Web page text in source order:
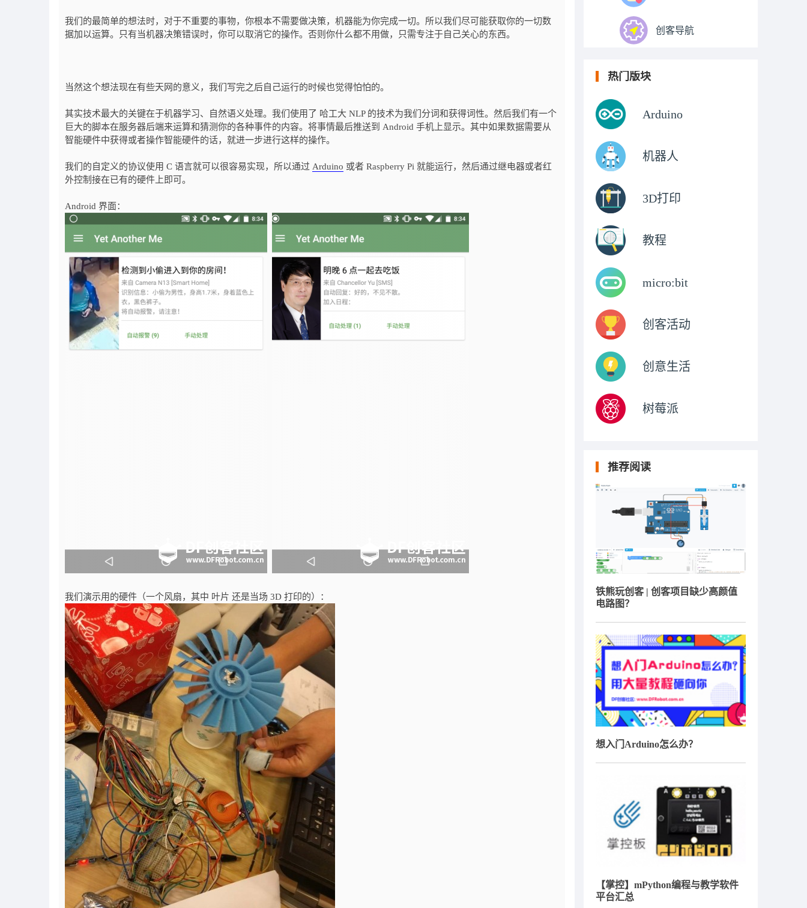
我们的最简单的想法时，对于不重要的事物，你根本不需要做决策，机器能为你完成一切。所以我们尽可能获取你的一切数
据加以运算。只有当机器决策错误时，你可以取消它的操作。否则你什么都不用做，只需专注于自己关心的东西。
当然这个想法现在有些天网的意义，我们写完之后自己运行的时候也觉得怕怕的。
其实技术最大的关键在于机器学习、自然语义处理。我们使用了 哈工大 NLP 的技术为我们分词和获得词性。然后我们有一个
巨大的脚本在服务器后端来运算和猜测你的各种事件的内容。将事情最后推送到 Android 手机上显示。其中如果数据需要从
智能硬件中获得或者操作智能硬件的话，就进一步进行这样的操作。
我们的自定义的协议使用 C 语言就可以很容易实现，所以通过 Arduino 或者 Raspberry Pi 就能运行，然后通过继电器或者红
外控制接在已有的硬件上即可。
Android 界面：
我们演示用的硬件（一个风扇，其中 叶片 还是当场 3D 打印的）：
创客导航
热门版块
Arduino
机器人
3D打印
教程
micro:bit
创客活动
创意生活
树莓派
推荐阅读
铁熊玩创客 | 创客项目缺少高颜值
电路图？
想入门Arduino怎么办？
【掌控】mPython编程与教学软件
平台汇总